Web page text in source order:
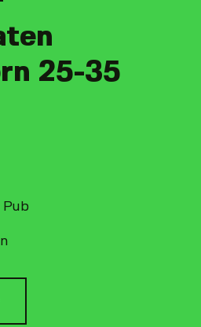
25-35
Pub